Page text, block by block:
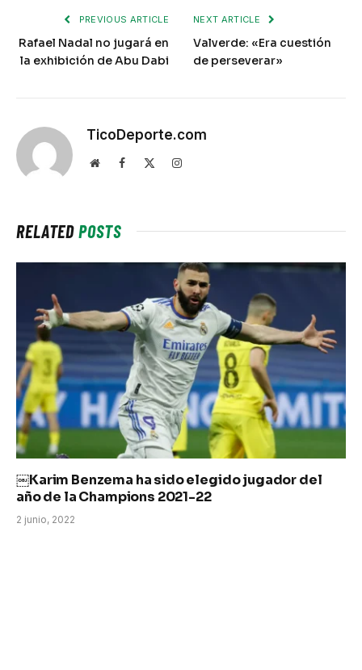
PREVIOUS ARTICLE
Rafael Nadal no jugará en
la exhibición de Abu Dabi
NEXT ARTICLE
Valverde: «Era cuestión
de perseverar»
TicoDeporte.com
WebsiteFacebook Instagram
RELATEDPOSTS
￼Karim Benzema ha sido elegido jugador del
año de la Champions 2021-22
2 junio, 2022